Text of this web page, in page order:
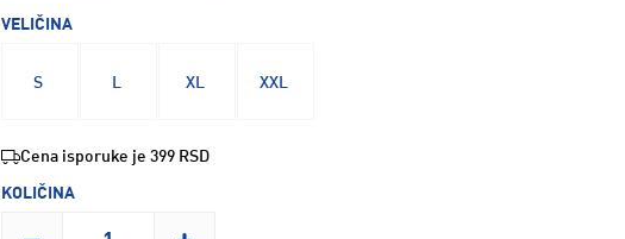
VELIČINA
S XL XXL
Cena isporuke je 399 RSD
KOLIČINA